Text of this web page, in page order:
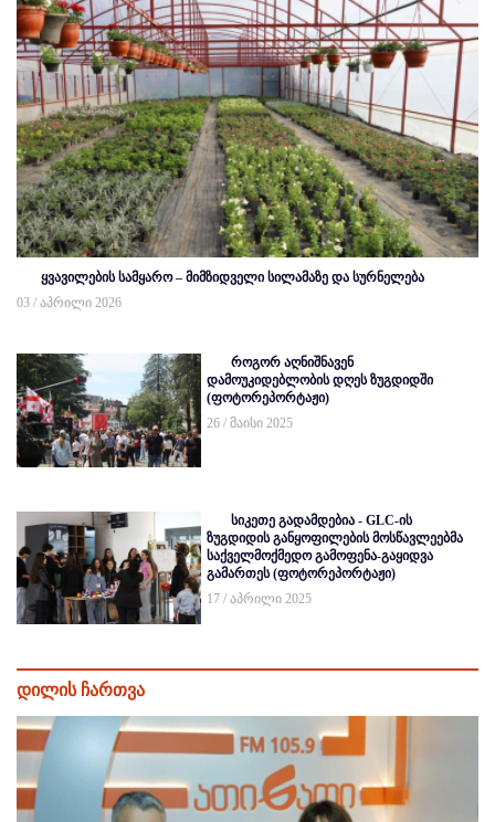
ყვავილების სამყარო – მიმზიდველი სილამაზე და სურნელება
03 / აპრილი 2026
როგორ აღნიშნავენ
დამოუკიდებლობის დღეს ზუგდიდში
(ფოტორეპორტაჟი)
26 / მაისი 2025
სიკეთე გადამდებია - GLC-ის
ზუგდიდის განყოფილების მოსწავლეებმა
საქველმოქმედო გამოფენა-გაყიდვა
გამართეს (ფოტორეპორტაჟი)
17 / აპრილი 2025
დილის ჩართვა